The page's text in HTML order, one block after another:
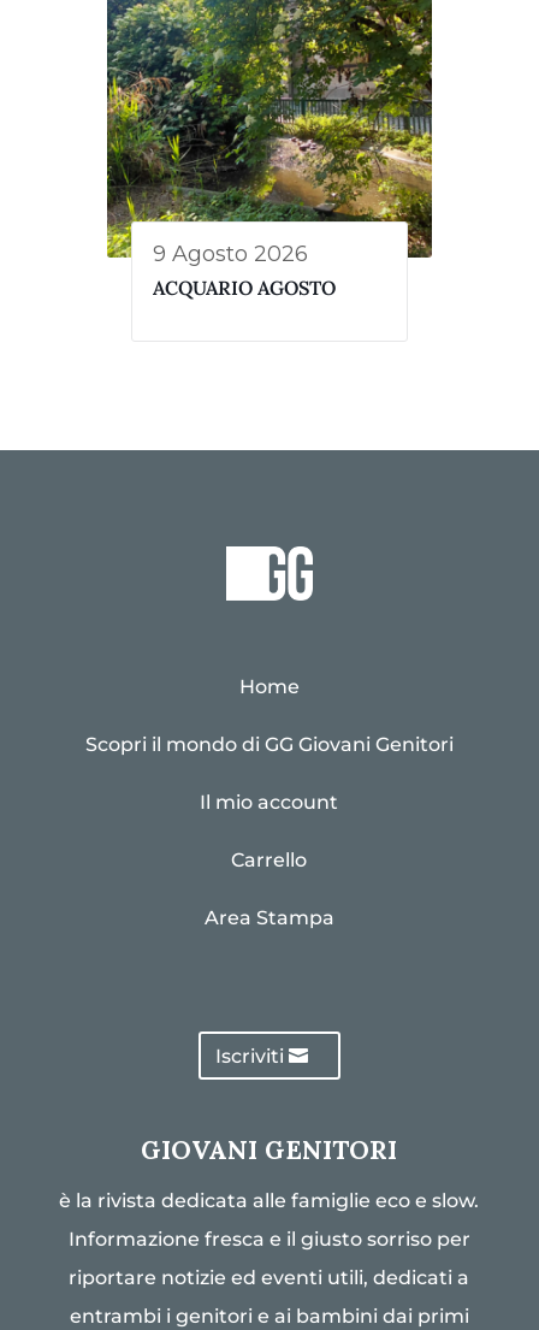
9 Agosto 2026
ACQUARIO AGOSTO
Home
Scopri il mondo di GG Giovani Genitori
Il mio account
Carrello
Area Stampa
Iscriviti
GIOVANI GENITORI
è la rivista dedicata alle famiglie eco e slow.
Informazione fresca e il giusto sorriso per
riportare notizie ed eventi utili, dedicati a
entrambi i genitori e ai bambini dai primi